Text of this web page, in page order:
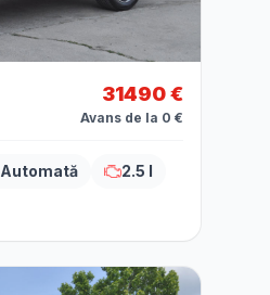
31490 €
Avans de la 0 €
Automată
2.5 l